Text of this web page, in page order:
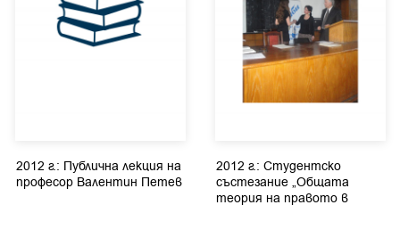
2012 г.: Публична лекция на
професор Валентин Петев
2012 г.: Студентско
състезание „Oбщата
теория на правото в